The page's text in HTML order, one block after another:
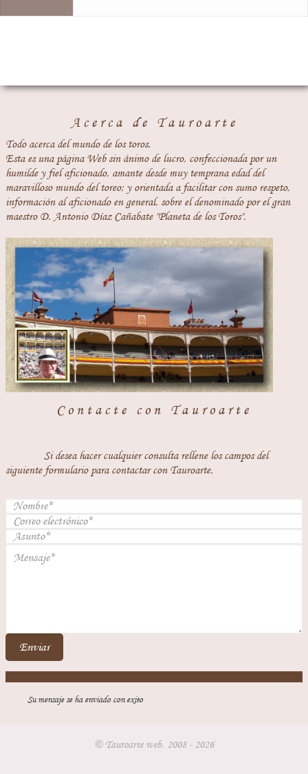
Acerca de Tauroarte
Todo acerca del mundo de los toros.
Esta es una página Web sin ánimo de lucro, confeccionada por un
humilde y fiel aficionado, amante desde muy temprana edad del
maravilloso mundo del toreo; y orientada a facilitar con sumo respeto,
información al aficionado en general, sobre el denominado por el gran
maestro D. Antonio Díaz Cañabate "Planeta de los Toros".
Contacte con Tauroarte
Si desea hacer cualquier consulta rellene los campos del
siguiente formulario para contactar con Tauroarte.
Enviar
Su mensaje se ha enviado con exito
© Tauroarte web, 2008 - 2026